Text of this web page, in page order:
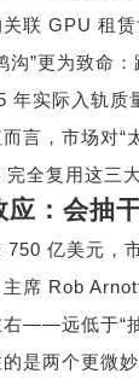
联 GPU 租
沟”更为致命：
年实际入轨质
言，市场对“
完全复用这三
应：会抽
750 亿美元，
主席 Rob
——远低于“
是两个更微妙